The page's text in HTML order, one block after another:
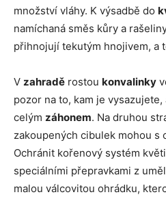
množství vláhy. K výsadbě do
namíchaná směs kůry a
přihnojují tekutým hnojivem, a
V zahradě rostou konvalinky
pozor na to, kam je
celým záhonem. Na druhou
zakoupených cibulek mohou s
Ochránit kořenový systém
speciálními přepravkami z
malou válcovitou ohrádku,